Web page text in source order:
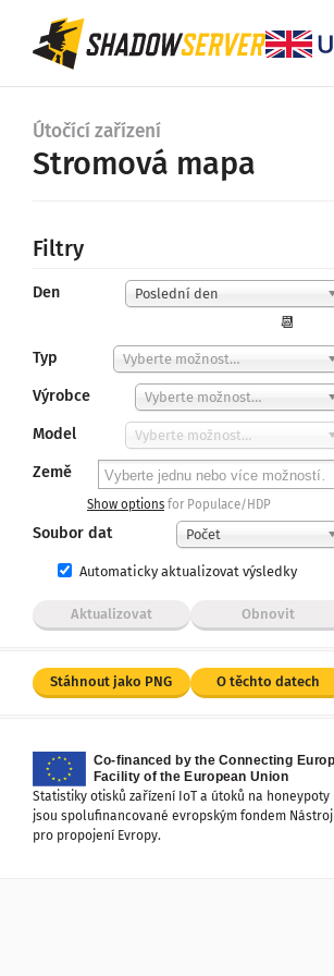
Útočící zařízení
Stromová mapa
Filtry
Den Poslední den
📆
Typ
Vyberte možnost…
Výrobce Vyberte možnost…
Model Vyberte možnost…
Země
Show options for Populace/HDP
Soubor dat Počet
Automaticky aktualizovat výsledky
Aktualizovat Obnovit
Stáhnout jako PNG O těchto datech
Statistiky otisků zařízení IoT a útoků na honeypoty
jsou spolufinancované evropským fondem Nástroj
pro propojení Evropy.